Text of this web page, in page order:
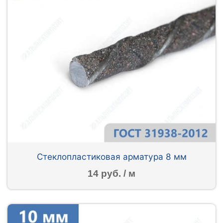
Стеклопластиковая арматура 8 мм
14 руб. / м